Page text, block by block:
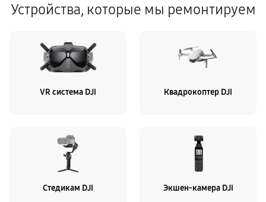
Устройства, которые мы ремонтируем
VR система DJI Квадрокоптер DJI
Стедикам DJI Экшен-камера DJI